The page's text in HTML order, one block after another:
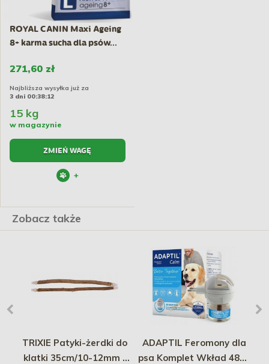
ROYAL CANIN Maxi Ageing
8+ karma sucha dla psów...
271,60 zł
Najbliższa wysyłka już za
3 dni 00:38:12
15 kg
w magazynie
ZMIEŃ WAGĘ
+
Zobacz także
TRIXIE Patyki-żerdki do
klatki 35cm/10-12mm -
ADAPTIL Feromony dla
psa Komplet Wkład 48ml